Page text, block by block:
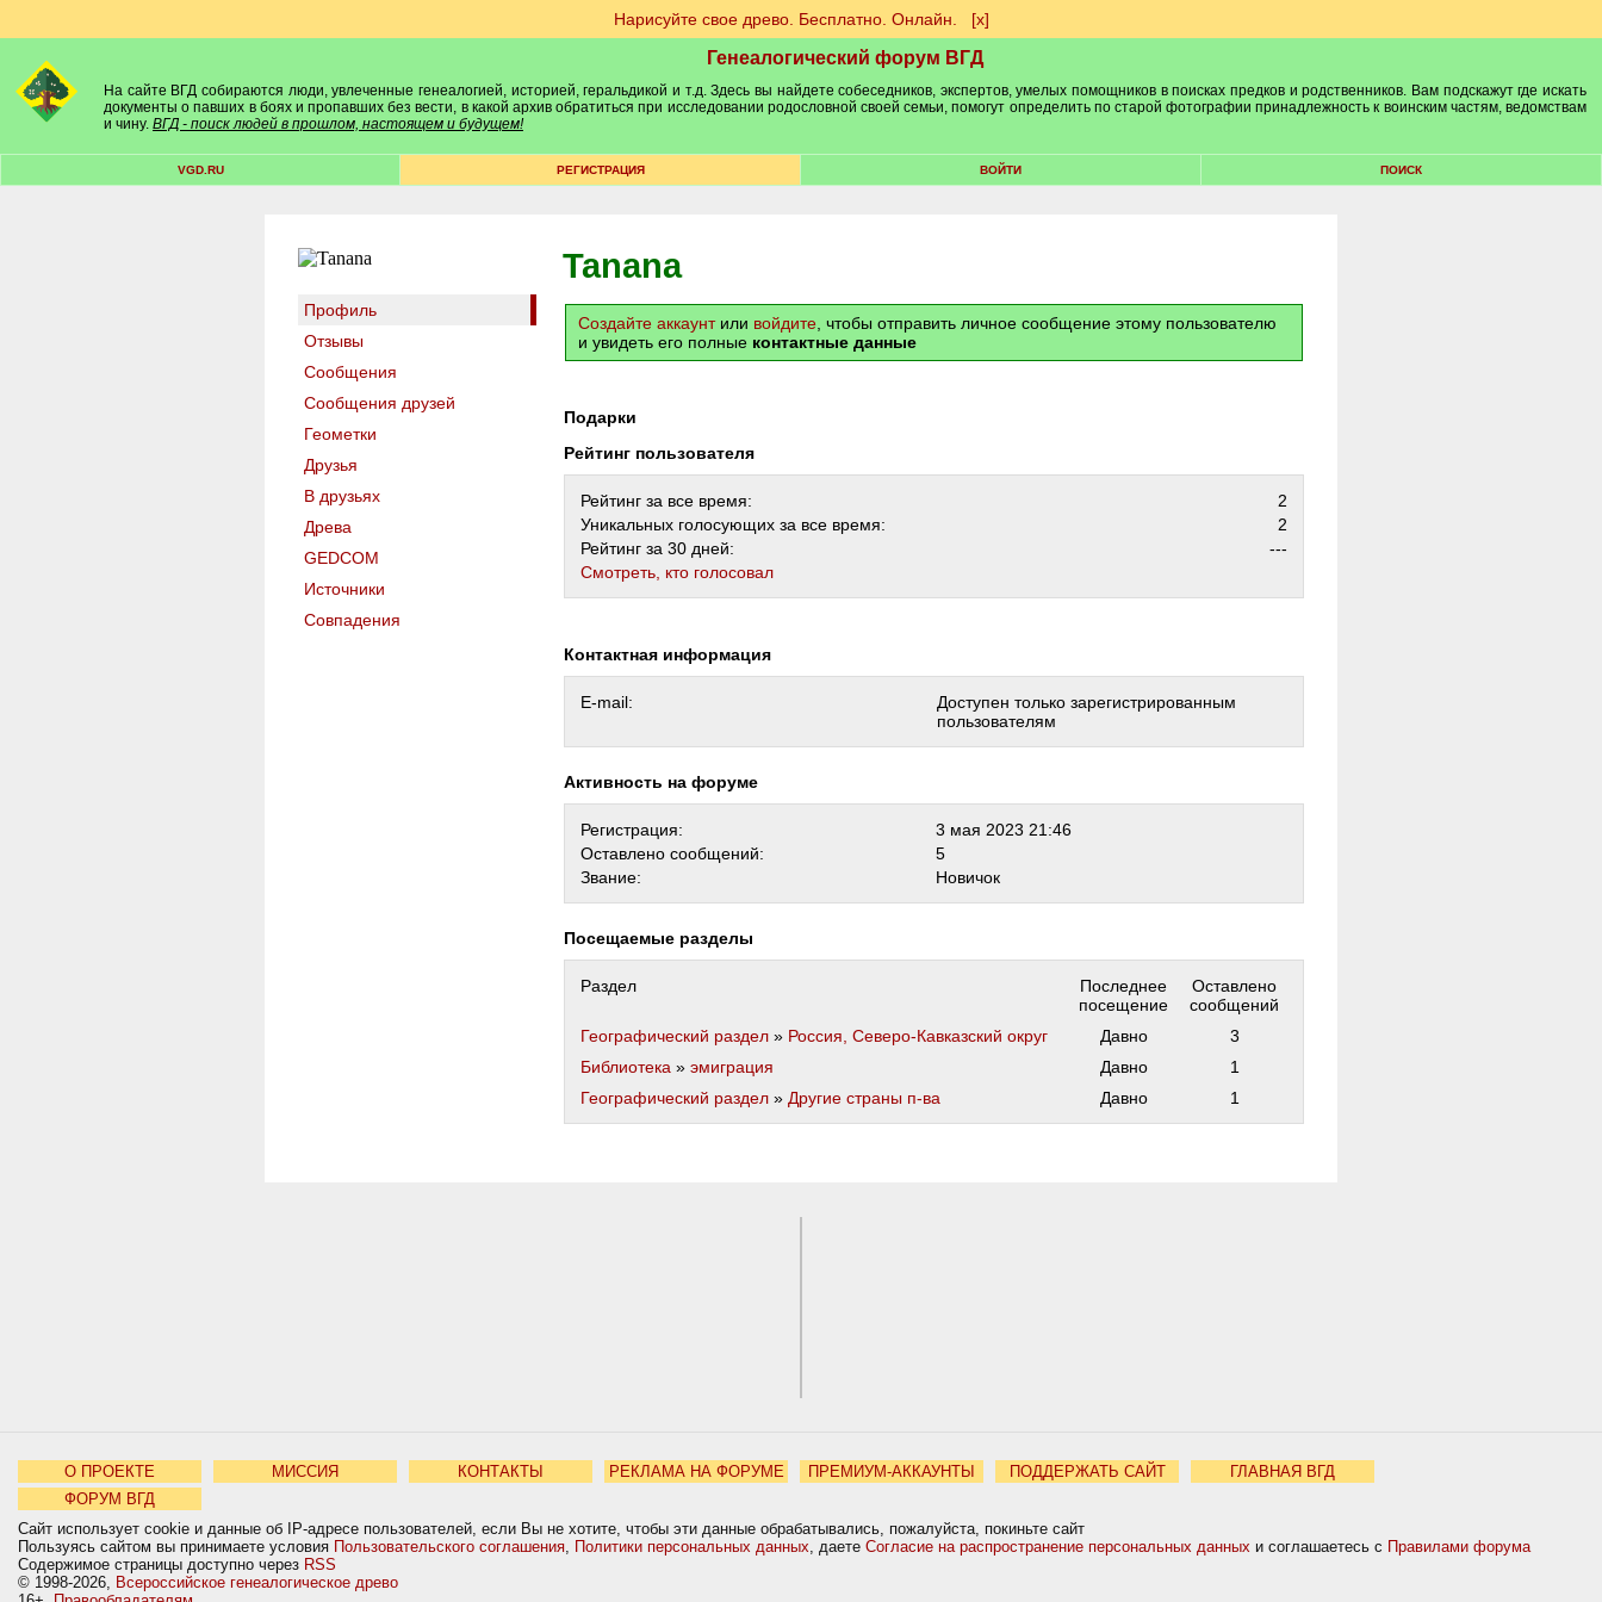
Нарисуйте свое древо. Бесплатно. Онлайн. [х]
Генеалогический форум ВГД
На сайте ВГД собираются люди, увлеченные генеалогией, историей, геральдикой и т.д. Здесь вы найдете собеседников, экспертов, умелых помощников в поисках предков и родственников. Вам подскажут где искать
документы о павших в боях и пропавших без вести, в какой архив обратиться при исследовании родословной своей семьи, помогут определить по старой фотографии принадлежность к воинским частям, ведомствам
и чину. ВГД - поиск людей в прошлом, настоящем и будущем!
VGD.RU РЕГИСТРАЦИЯ ВОЙТИ ПОИСК
Профиль
Отзывы
Сообщения
Сообщения друзей
Геометки
Друзья
В друзьях
Древа
GEDCOM
Источники
Совпадения
Tanana
Создайте аккаунтили войдите , чтобы отправить личное сообщение этому пользователю
и увидеть его полные контактные данные
Подарки
Рейтинг пользователя
Рейтинг за все время:
2
Уникальных голосующих за все время:
2
Рейтинг за 30 дней:
---
Cмотреть, кто голосовал
Контактная информация
E-mail:
Доступен только зарегистрированным
пользователям
Активность на форуме
Регистрация:
3 мая 2023 21:46
Оставлено сообщений:
5
Звание:
Новичок
Посещаемые разделы
Раздел
Последнее
посещение
Оставлено
сообщений
Географический раздел » Россия, Северо-Кавказский округ Давно
3
Библиотека » эмиграция Давно
1
Географический раздел » Другие страны п-ва Давно 1
О ПРОЕКТЕ МИССИЯ КОНТАКТЫ РЕКЛАМА НА ФОРУМЕ ПРЕМИУМ-АККАУНТЫ ПОДДЕРЖАТЬ САЙТ
ГЛАВНАЯ ВГД
ФОРУМ ВГД
Сайт использует cookie и данные об IP-адресе пользователей, если Вы не хотите, чтобы эти данные обрабатывались, пожалуйста, покиньте сайт
Пользуясь сайтом вы принимаете условия Пользовательского соглашения, Политики персональных данных, даете Согласие на распространение персональных данных и соглашаетесь с Правилами форума
Содержимое страницы доступно через RSS
© 1998-2026, Всероссийское генеалогическое древо